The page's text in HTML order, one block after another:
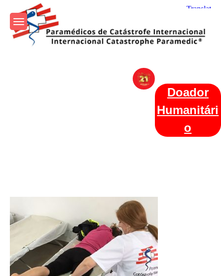
content
Internacional
Doador
Humanitári
o